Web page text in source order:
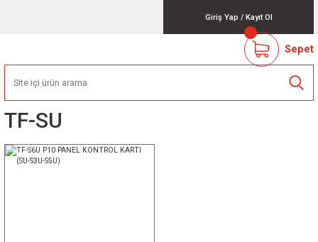
Giriş Yap / Kayıt Ol
Sepet
TF-SU